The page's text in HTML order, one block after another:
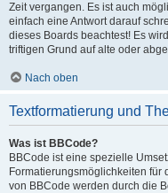
Zeit vergangen. Es ist auch
einfach eine Antwort darauf
dieses Boards beachtest! Es
triftigen Grund auf alte oder
Nach oben
Textformatierung und
Was ist BBCode?
BBCode ist eine spezielle
Formatierungsmöglichkeiten für
von BBCode werden durch die